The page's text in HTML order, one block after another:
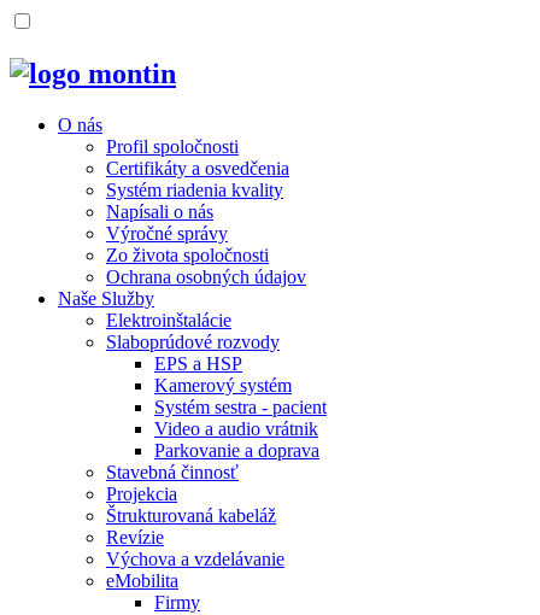
O nás
Profil spoločnosti
Certifikáty a osvedčenia
Systém riadenia kvality
Napísali o nás
Výročné správy
Zo života spoločnosti
Ochrana osobných údajov
Naše Služby
Elektroinštalácie
Slaboprúdové rozvody
EPS a HSP
Kamerový systém
Systém sestra - pacient
Video a audio vrátnik
Parkovanie a doprava
Stavebná činnosť
Projekcia
Štrukturovaná kabeláž
Revízie
Výchova a vzdelávanie
eMobilita
Firmy